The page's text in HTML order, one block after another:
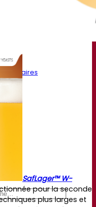
webinaires
SafLager™ W-
pour la seconde
plus larges et